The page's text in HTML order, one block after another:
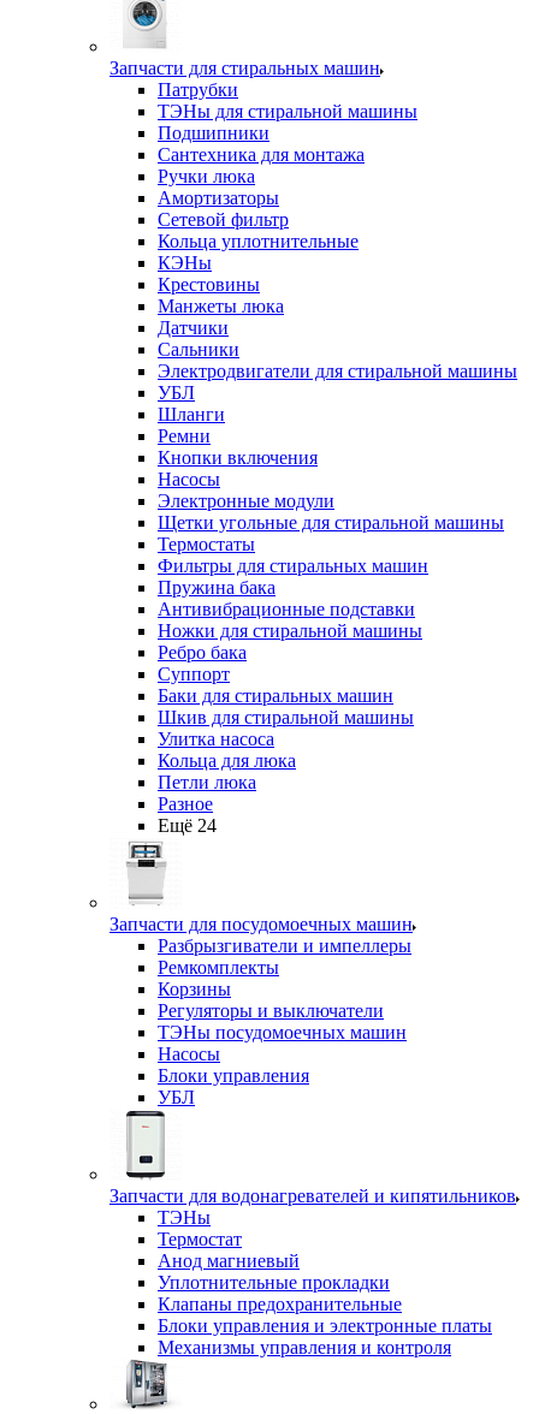
Запчасти для стиральных машин
Патрубки
ТЭНы для стиральной машины
Подшипники
Сантехника для монтажа
Ручки люка
Амортизаторы
Сетевой фильтр
Кольца уплотнительные
КЭНы
Крестовины
Манжеты люка
Датчики
Сальники
Электродвигатели для стиральной машины
УБЛ
Шланги
Ремни
Кнопки включения
Насосы
Электронные модули
Щетки угольные для стиральной машины
Термостаты
Фильтры для стиральных машин
Пружина бака
Антивибрационные подставки
Ножки для стиральной машины
Ребро бака
Суппорт
Баки для стиральных машин
Шкив для стиральной машины
Улитка насоса
Кольца для люка
Петли люка
Разное
Ещё 24
Запчасти для посудомоечных машин
Разбрызгиватели и импеллеры
Ремкомплекты
Корзины
Регуляторы и выключатели
ТЭНы посудомоечных машин
Насосы
Блоки управления
УБЛ
Запчасти для водонагревателей и кипятильников
ТЭНы
Термостат
Анод магниевый
Уплотнительные прокладки
Клапаны предохранительные
Блоки управления и электронные платы
Механизмы управления и контроля